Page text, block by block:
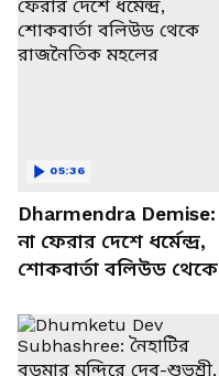
Dharmendra Demise:
না ফেরার দেশে ধর্মেন্দ্র,
শোকবার্তা বলিউড থেকে
05:36